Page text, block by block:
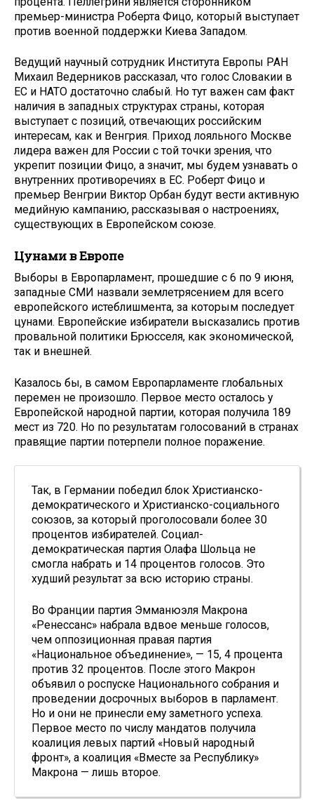
премьер-министра Роберта Фицо, который выступает
против военной поддержки Киева Западом.
Ведущий научный сотрудник Института Европы РАН
Михаил Ведерников рассказал, что голос Словакии в
ЕС и НАТО достаточно слабый. Но тут важен сам факт
наличия в западных структурах страны, которая
выступает с позиций, отвечающих российским
интересам, как и Венгрия. Приход лояльного Москве
лидера важен для России с той точки зрения, что
укрепит позиции Фицо, а значит, мы будем узнавать о
внутренних противоречиях в ЕС. Роберт Фицо и
премьер Венгрии Виктор Орбан будут вести активную
медийную кампанию, рассказывая о настроениях,
существующих в Европейском союзе.
Цунами в Европе
Выборы в Европарламент, прошедшие с 6 по 9 июня,
западные СМИ назвали землетрясением для всего
европейского истеблишмента, за которым последует
цунами. Европейские избиратели высказались против
провальной политики Брюсселя, как экономической,
так и внешней.
Казалось бы, в самом Европарламенте глобальных
перемен не произошло. Первое место осталось у
Европейской народной партии, которая получила 189
мест из 720. Но по результатам голосований в странах
правящие партии потерпели полное поражение.
Так, в Германии победил блок Христианско-
демократического и Христианско-социального
союзов, за который проголосовали более 30
процентов избирателей. Социал-
демократическая партия Олафа Шольца не
смогла набрать и 14 процентов голосов. Это
худший результат за всю историю страны.
Во Франции партия Эмманюэля Макрона
«Ренессанс» набрала вдвое меньше голосов,
чем оппозиционная правая партия
«Национальное объединение», — 15, 4 процента
против 32 процентов. После этого Макрон
объявил о роспуске Национального собрания и
проведении досрочных выборов в парламент.
Но и они не принесли ему заметного успеха.
Первое место по числу мандатов получила
коалиция левых партий «Новый народный
фронт», а коалиция «Вместе за Республику»
Макрона — лишь второе.